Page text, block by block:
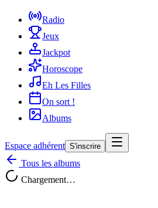
Radio
Jeux
Jackpot
Horoscope
Eh Les Filles
On sort !
Albums
Espace adhérent S'inscrire
Tous les albums
Chargement…